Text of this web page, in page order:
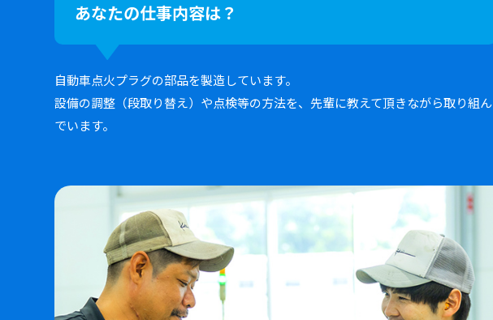
あなたの仕事内容は？
自動車点火プラグの部品を製造しています。
設備の調整（段取り替え）や点検等の方法を、先輩に教えて頂きながら取り組ん
でいます。